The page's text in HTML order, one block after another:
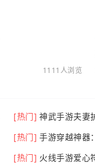
1111人浏览
[热门] 神武手游夫妻
[热门] 手游穿越神器
[热门] 火线手游爱心